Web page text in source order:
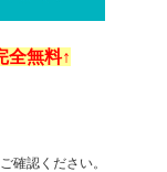
無料↑
確認ください。